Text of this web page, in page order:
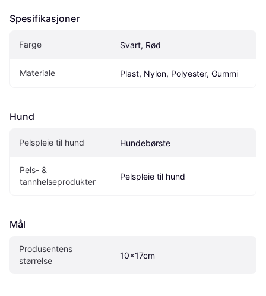
Spesifikasjoner
Farge Svart, Rød
Materiale Plast, Nylon, Polyester, Gummi
Hund
Pelspleie til hund Hundebørste
Pels- &
tannhelseprodukter
Pelspleie til hund
Mål
Produsentens
størrelse
10x17cm